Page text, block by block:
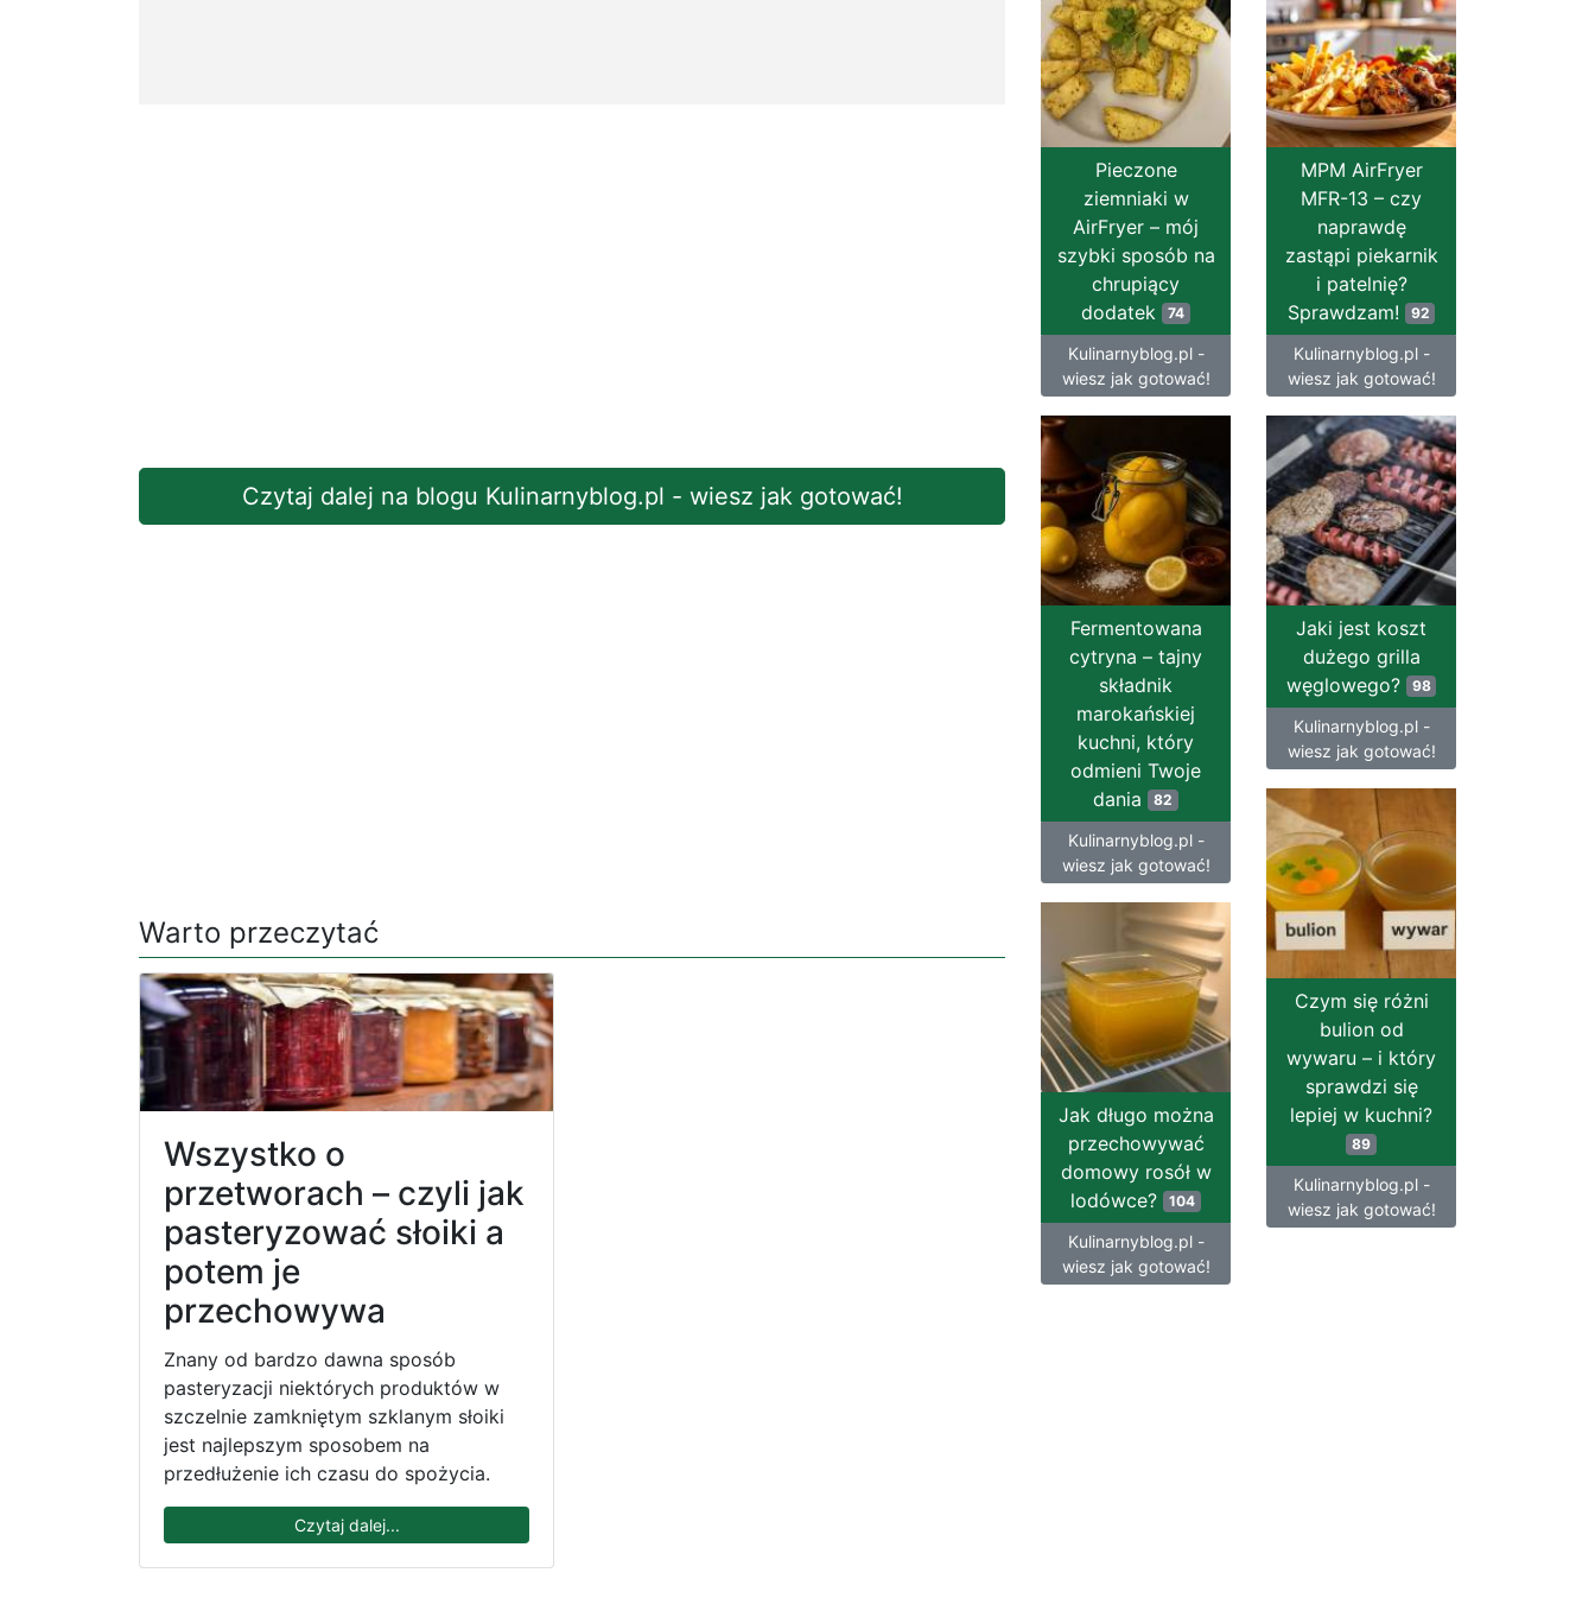
Czytaj dalej na blogu Kulinarnyblog.pl - wiesz jak gotować!
Warto przeczytać
Wszystko o
przetworach – czyli jak
pasteryzować słoiki a
potem je
przechowywa
Znany od bardzo dawna sposób
pasteryzacji niektórych produktów w
szczelnie zamkniętym szklanym słoiki
jest najlepszym sposobem na
przedłużenie ich czasu do spożycia.
Czytaj dalej...
Pieczone
ziemniaki w
AirFryer – mój
szybki sposób na
chrupiący
dodatek 74
Kulinarnyblog.pl -
wiesz jak gotować!
MPM AirFryer
MFR-13 – czy
naprawdę
zastąpi piekarnik
i patelnię?
Sprawdzam!
92
Kulinarnyblog.pl -
wiesz jak gotować!
Fermentowana
cytryna – tajny
składnik
marokańskiej
kuchni, który
odmieni Twoje
dania 82
Kulinarnyblog.pl -
wiesz jak gotować!
Jaki jest koszt
dużego grilla
węglowego?
98
Kulinarnyblog.pl -
wiesz jak gotować!
Czym się różni
bulion od
wywaru – i który
sprawdzi się
lepiej w kuchni?
89
Kulinarnyblog.pl -
wiesz jak gotować!
Jak długo można
przechowywać
domowy rosół w
lodówce? 104
Kulinarnyblog.pl -
wiesz jak gotować!